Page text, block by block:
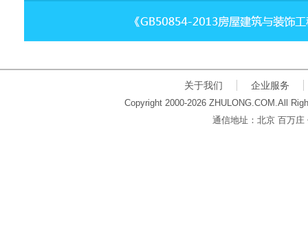
关于我们 企业服务
Copyright 2000-2026 ZHULONG.COM.All
通信地址：北京 百万